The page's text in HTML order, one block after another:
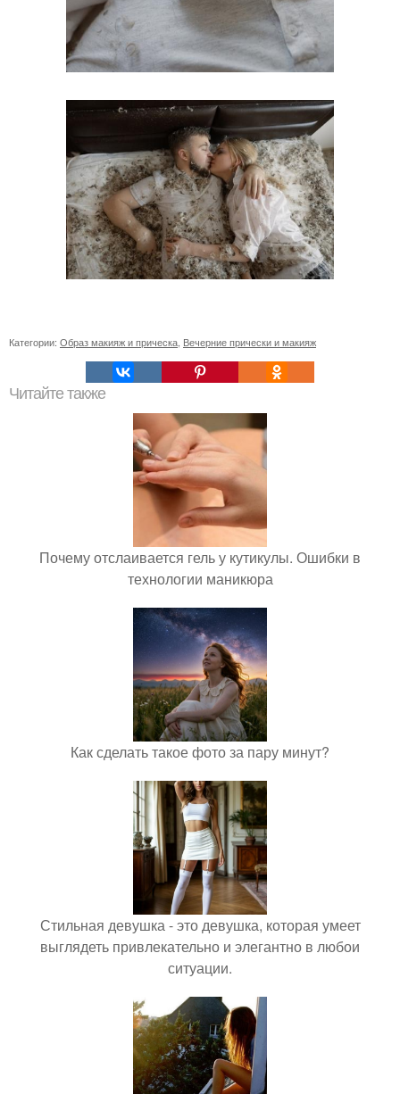
Категории: Образ макияж и прическа Вечерние прически и макияж
Читайте также
Почему отслаивается гель у кутикулы. Ошибки в
технологии маникюра
Как сделать такое фото за пару минут?
Стильная девушка - это девушка, которая умеет
выглядеть привлекательно и элегантно в любои
ситуации.